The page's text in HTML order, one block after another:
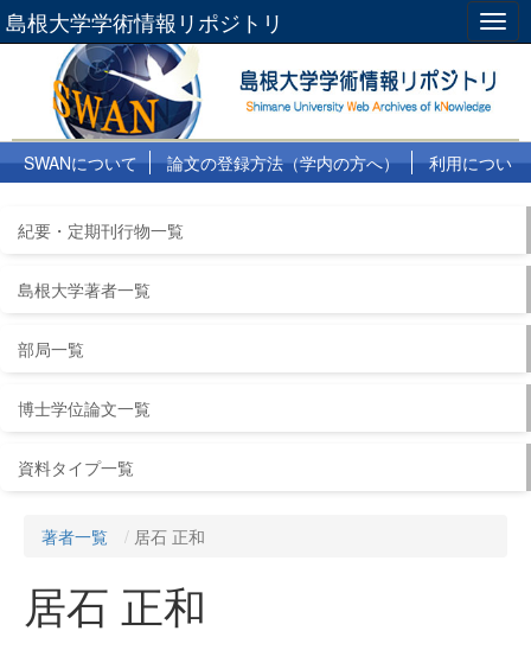
島根大学学術情報リポジトリ
SWANについて 論文の登録方法（学内の方へ）
利用につい
紀要・定期刊行物一覧
島根大学著者一覧
部局一覧
博士学位論文一覧
資料タイプ一覧
著者一覧 居石 正和
居石 正和